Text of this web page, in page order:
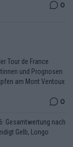
0
Tour de France
und Prognosen
am Mont Ventoux
0
Gesamtwertung nach
Gelb, Longo